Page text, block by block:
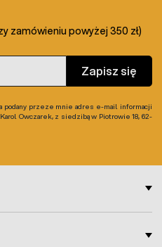
zamówieniu powyżej 350 zł)
Zapisz się
podany przeze mnie adres e-mail informacji
Owczarek, z siedzibą w Piotrowie 18, 62-